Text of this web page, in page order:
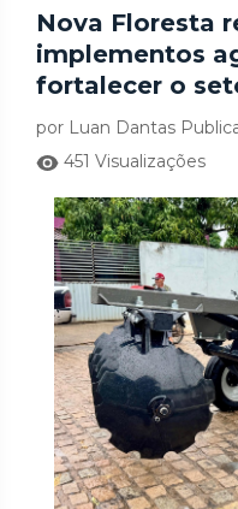
Nova Floresta
implementos
fortalecer o
por Luan Dantas
451 Visualizações